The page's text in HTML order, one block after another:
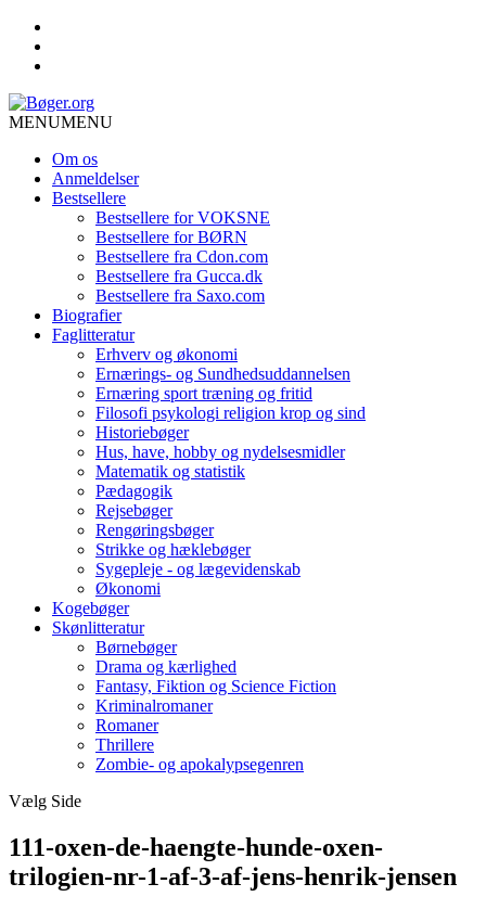
MENUMENU
Om os
Anmeldelser
Bestsellere
Bestsellere for VOKSNE
Bestsellere for BØRN
Bestsellere fra Cdon.com
Bestsellere fra Gucca.dk
Bestsellere fra Saxo.com
Biografier
Faglitteratur
Erhverv og økonomi
Ernærings- og Sundhedsuddannelsen
Ernæring sport træning og fritid
Filosofi psykologi religion krop og sind
Historiebøger
Hus, have, hobby og nydelsesmidler
Matematik og statistik
Pædagogik
Rejsebøger
Rengøringsbøger
Strikke og hæklebøger
Sygepleje - og lægevidenskab
Økonomi
Kogebøger
Skønlitteratur
Børnebøger
Drama og kærlighed
Fantasy, Fiktion og Science Fiction
Kriminalromaner
Romaner
Thrillere
Zombie- og apokalypsegenren
Vælg Side
111-oxen-de-haengte-hunde-oxen-
trilogien-nr-1-af-3-af-jens-henrik-jensen